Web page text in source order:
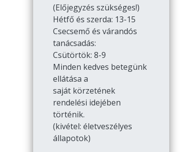
(Előjegyzés szükséges!)
Hétfő és szerda: 13-15
Csecsemő és várandós
tanácsadás:
Csütörtök: 8-9
Minden kedves betegünk
ellátása a
saját körzetének
rendelési idejében
történik.
(kivétel: életveszélyes
állapotok)